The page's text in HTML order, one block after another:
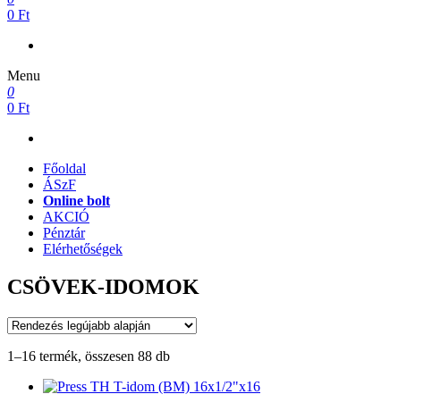
0 Ft
Menu
0
0 Ft
Főoldal
ÁSzF
Online bolt
AKCIÓ
Pénztár
Elérhetőségek
CSÖVEK-IDOMOK
1–16 termék, összesen 88 dbSorted
latest